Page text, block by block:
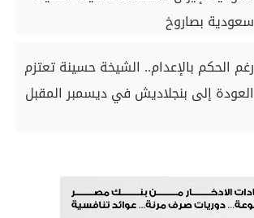
سعودية بصاروخ
رغم الحكم بالإعدام.. الشيخة حسينة تعتزم
العودة إلى بنجلاديش في ديسمبر المقبل